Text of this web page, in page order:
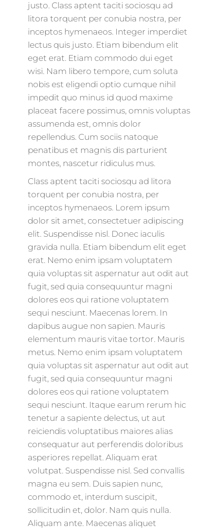
justo. Class aptent taciti sociosqu ad
litora torquent per conubia nostra, per
inceptos hymenaeos. Integer imperdiet
lectus quis justo. Etiam bibendum elit
eget erat. Etiam commodo dui eget
wisi. Nam libero tempore, cum soluta
nobis est eligendi optio cumque nihil
impedit quo minus id quod maxime
placeat facere possimus, omnis voluptas
assumenda est, omnis dolor
repellendus. Cum sociis natoque
penatibus et magnis dis parturient
montes, nascetur ridiculus mus.
Class aptent taciti sociosqu ad litora
torquent per conubia nostra, per
inceptos hymenaeos. Lorem ipsum
dolor sit amet, consectetuer adipiscing
elit. Suspendisse nisl. Donec iaculis
gravida nulla. Etiam bibendum elit eget
erat. Nemo enim ipsam voluptatem
quia voluptas sit aspernatur aut odit aut
fugit, sed quia consequuntur magni
dolores eos qui ratione voluptatem
sequi nesciunt. Maecenas lorem. In
dapibus augue non sapien. Mauris
elementum mauris vitae tortor. Mauris
metus. Nemo enim ipsam voluptatem
quia voluptas sit aspernatur aut odit aut
fugit, sed quia consequuntur magni
dolores eos qui ratione voluptatem
sequi nesciunt. Itaque earum rerum hic
tenetur a sapiente delectus, ut aut
reiciendis voluptatibus maiores alias
consequatur aut perferendis doloribus
asperiores repellat. Aliquam erat
volutpat. Suspendisse nisl. Sed convallis
magna eu sem. Duis sapien nunc,
commodo et, interdum suscipit,
sollicitudin et, dolor. Nam quis nulla.
Aliquam ante. Maecenas aliquet